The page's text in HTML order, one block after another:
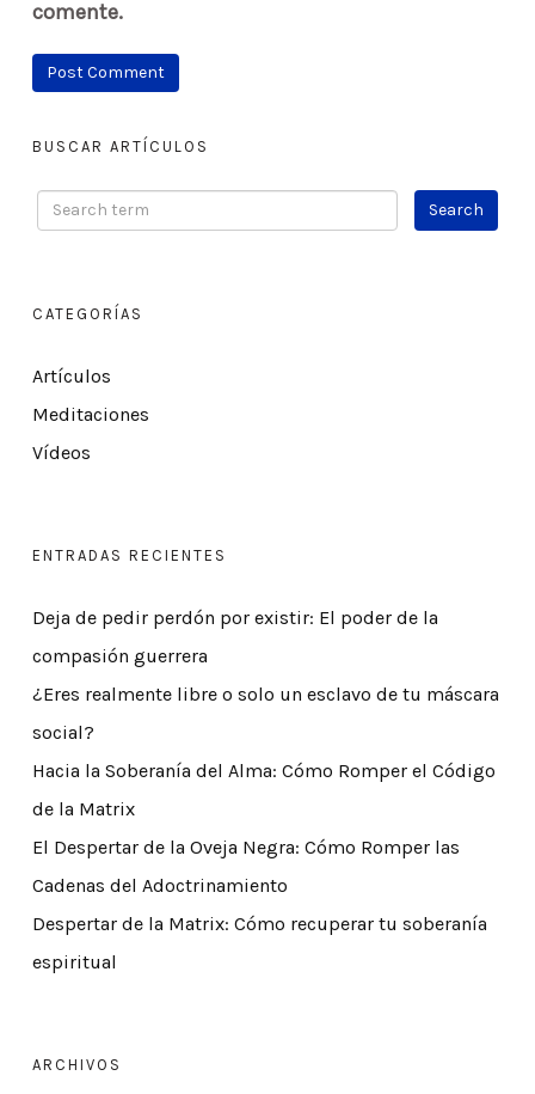
comente.
BUSCAR ARTÍCULOS
CATEGORÍAS
Artículos
Meditaciones
Vídeos
ENTRADAS RECIENTES
Deja de pedir perdón por existir: El poder de la
compasión guerrera
¿Eres realmente libre o solo un esclavo de tu máscara
social?
Hacia la Soberanía del Alma: Cómo Romper el Código
de la Matrix
El Despertar de la Oveja Negra: Cómo Romper las
Cadenas del Adoctrinamiento
Despertar de la Matrix: Cómo recuperar tu soberanía
espiritual
ARCHIVOS